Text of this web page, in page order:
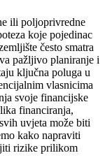
ili poljoprivredne
koje pojedinac
često smatra
pažljivo planiranje i
ključna poluga u
vlasnicima
svoje financijske
financiranja,
uvjeta može biti
kako napraviti
rizike prilikom